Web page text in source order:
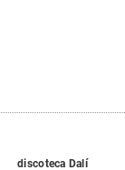
discoteca Dalí